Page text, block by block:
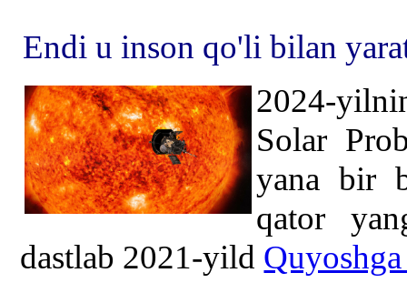
Endi u inson qo'li bilan
2024-
Solar
yana bir
qator
dastlab 2021-yild